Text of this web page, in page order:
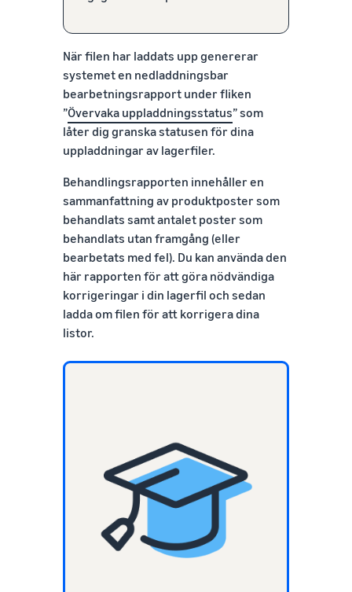
När filen har laddats upp genererar
systemet en nedladdningsbar
bearbetningsrapport under fliken
”Övervaka uppladdningsstatus” som
låter dig granska statusen för dina
uppladdningar av lagerfiler.
Behandlingsrapporten innehåller en
sammanfattning av produktposter som
behandlats samt antalet poster som
behandlats utan framgång (eller
bearbetats med fel). Du kan använda den
här rapporten för att göra nödvändiga
korrigeringar i din lagerfil och sedan
ladda om filen för att korrigera dina
listor.